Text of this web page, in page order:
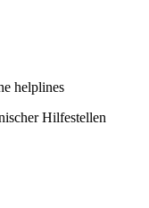
helplines
Hilfestellen